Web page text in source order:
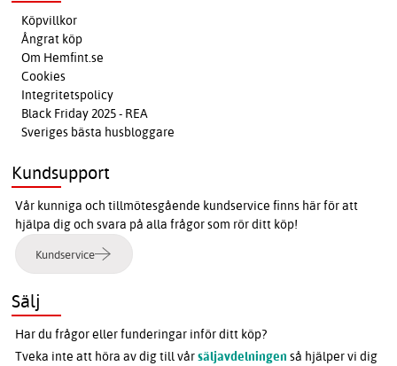
Köpvillkor
Ångrat köp
Om Hemfint.se
Cookies
Integritetspolicy
Black Friday 2025 - REA
Sveriges bästa husbloggare
Kundsupport
Vår kunniga och tillmötesgående kundservice finns här för att
hjälpa dig och svara på alla frågor som rör ditt köp!
Kundservice
Sälj
Har du frågor eller funderingar inför ditt köp?
Tveka inte att höra av dig till vårsäljavdelningen så hjälper vi dig